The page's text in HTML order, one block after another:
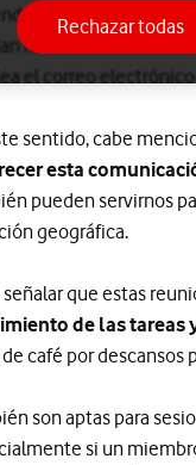
en cuenta las
no solo motivar a
el correo electrónico
sentido, cabe
esta
pueden servirnos
geográfica.
señalar que estas
de las tareas
café por
son aptas para
si un
Rechazar todas